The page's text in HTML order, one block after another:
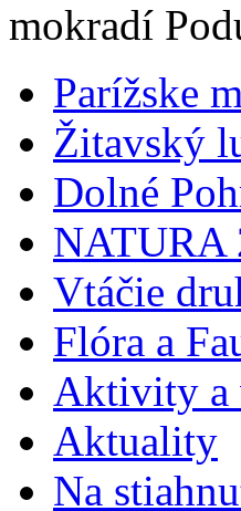
mokradí
Parížske
Žitavský
Dolné
NATURA
Vtáčie
Flóra a
Aktivity a
Aktuality
Na